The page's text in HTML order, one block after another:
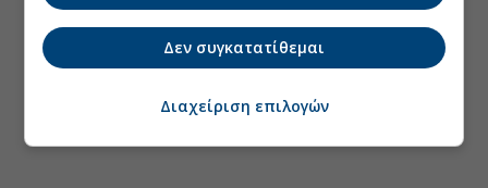
Δεν συγκατατίθεμαι
Διαχείριση επιλογών